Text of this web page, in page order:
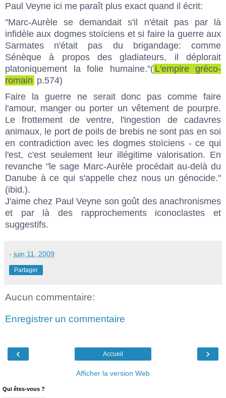
Paul Veyne ici me paraît plus exact quand il écrit:
"Marc-Aurèle se demandait s'il n'était pas par là
infidèle aux dogmes stoïciens et si faire la guerre aux
Sarmates n'était pas du brigandage: comme
Sénèque à propos des gladiateurs, il déplorait
platoniquement la folie humaine."( L'empire gréco-
romain p.574)
Faire la guerre ne serait donc pas comme faire
l'amour, manger ou porter un vêtement de pourpre.
Le frottement de ventre, l'ingestion de cadavres
animaux, le port de poils de brebis ne sont pas en soi
en contradiction avec les dogmes stoïciens - ce qui
l'est, c'est seulement leur illégitime valorisation. En
revanche "le sage Marc-Aurèle procédait au-delà du
Danube à ce qui s'appelle chez nous un génocide."
(ibid.).
J'aime chez Paul Veyne son goût des anachronismes
et par là des rapprochements iconoclastes et
suggestifs.
- juin 11, 2009
Partager
Aucun commentaire:
Enregistrer un commentaire
‹ ›
Accueil
Afficher la version Web
Qui êtes-vous ?